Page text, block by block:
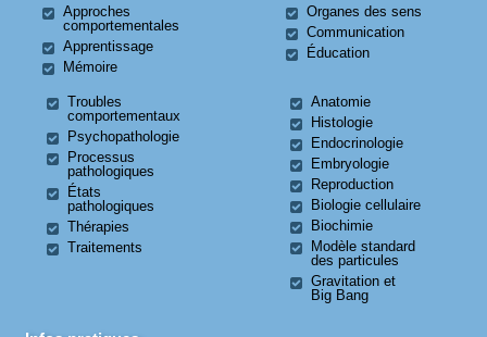
Approches
comportementales
Apprentissage
Mémoire
Organes des sens
Communication
Éducation
Troubles
comportementaux
Psychopathologie
Processus
pathologiques
États
pathologiques
Thérapies
Traitements
Anatomie
Histologie
Endocrinologie
Embryologie
Reproduction
Biologie cellulaire
Biochimie
Modèle standard
des particules
Gravitation et
Big Bang